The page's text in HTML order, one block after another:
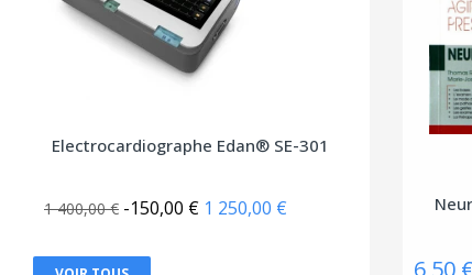
CNRS éditions
Coédition Francis Lefebvre/Dalloz
Contre-dires
Dauphin (Editions du)
Electrocardiographe Edan® SE-301
1 400,00 € -150,00 € 1 250,00 €
6,50 €